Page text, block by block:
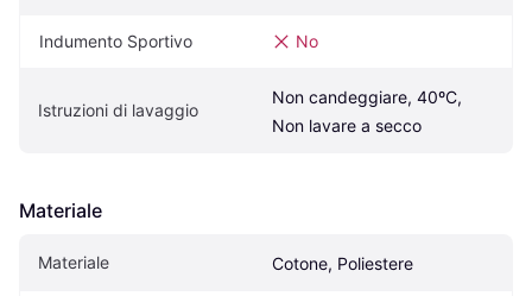
Indumento Sportivo No
Istruzioni di lavaggio
Non candeggiare, 40ºC,
Non lavare a secco
Materiale
Materiale Cotone, Poliestere